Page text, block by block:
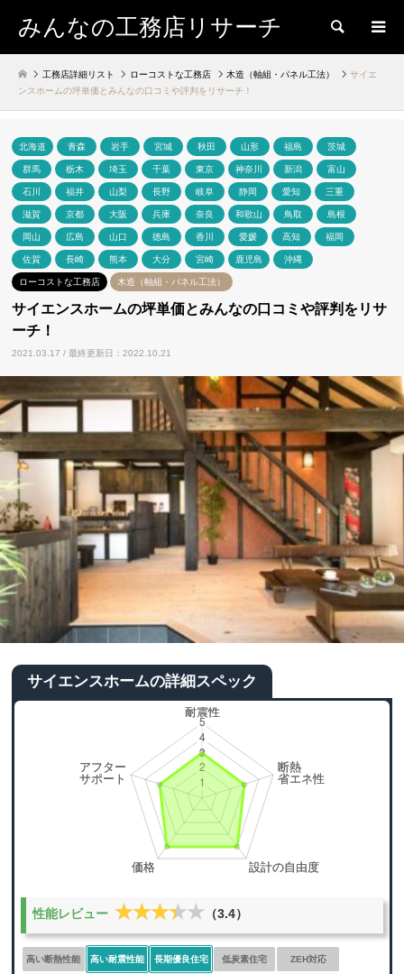
みんなの工務店リサーチ 検索
工務店詳細リスト ローコストな工務店 木造（軸組・パネル工法）
サイエ
ンスホームの坪単価とみんなの口コミや評判をリサーチ！
北海道 青森 岩手 宮城 秋田 山形 福島 茨城
群馬 栃木 埼玉 千葉 東京 神奈川 新潟 富山
石川 福井 山梨 長野 岐阜 静岡 愛知 三重
滋賀 京都 大阪 兵庫 奈良 和歌山 鳥取 島根
岡山 広島 山口 徳島 香川 愛媛 高知 福岡
佐賀 長崎 熊本 大分 宮崎 鹿児島 沖縄
ローコストな工務店 木造（軸組・パネル工法）
サイエンスホームの坪単価とみんなの口コミや評判をリサ
ーチ！
2021.03.17 / 最終更新日：2022.10.21
サイエンスホームの詳細スペック
性能レビュー ★★★★★
★★★★★ （3.4）
高い断熱性能 高い耐震性能 長期優良住宅 低炭素住宅 ZEH対応